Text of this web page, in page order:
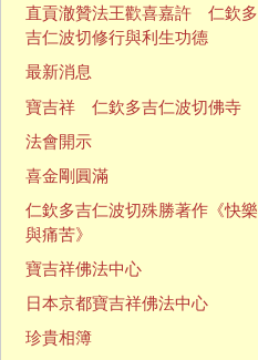
直貢澈贊法王歡喜嘉許 仁欽多
吉仁波切修行與利生功德
最新消息
寶吉祥 仁欽多吉仁波切佛寺
法會開示
喜金剛圓滿
仁欽多吉仁波切殊勝著作《快樂
與痛苦》
寶吉祥佛法中心
日本京都寶吉祥佛法中心
珍貴相簿